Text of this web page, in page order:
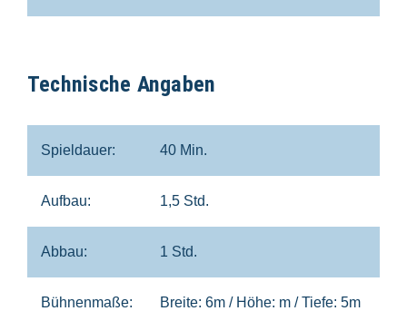
Technische Angaben
Spieldauer: 40 Min.
Aufbau: 1,5 Std.
Abbau: 1 Std.
Bühnenmaße: Breite: 6m / Höhe: m / Tiefe: 5m